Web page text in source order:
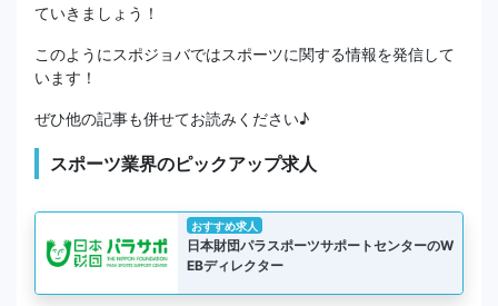
ていきましょう！
このようにスポジョバではスポーツに関する情報を発信して
います！
ぜひ他の記事も併せてお読みください♪
スポーツ業界のピックアップ求人
おすすめ求人
日本財団パラスポーツサポートセンターのW
EBディレクター